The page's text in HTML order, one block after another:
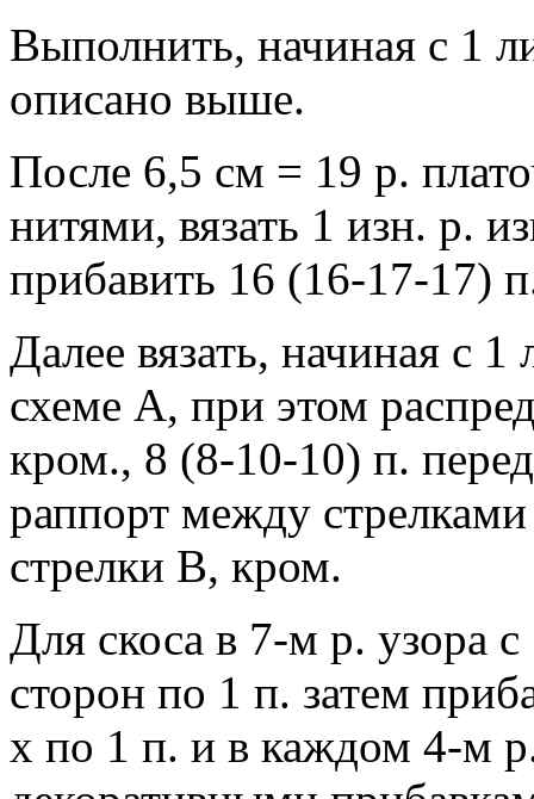
Выполнить, начиная с 1
описано выше.
После 6,5 см = 19 р.
нитями, вязать 1 изн. р.
прибавить 16 (16-17-17)
Далее вязать, начиная с
схеме A, при этом
кром., 8 (8-10-10) п.
раппорт между
стрелки B, кром.
Для скоса в 7-м р. узора
сторон по 1 п. затем
x по 1 п. и в каждом 4-м